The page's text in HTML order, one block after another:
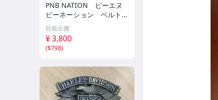
PNB NATION ピーエヌ
ビーネーション ベルト
バックルのみ HIPHOP
系
目前出價
¥ 3,800
($798)